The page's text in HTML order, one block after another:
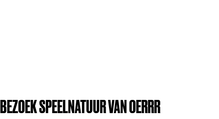
BEZOEK SPEELNATUUR VAN OERRR